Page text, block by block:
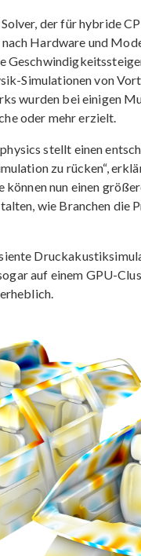
der für hybride
Hardware und
Simulationen von
wurden bei einigen
oder mehr erzielt.
stellt einen
zu rücken“,
nun einen
wie Branchen die
auf einem GPU-